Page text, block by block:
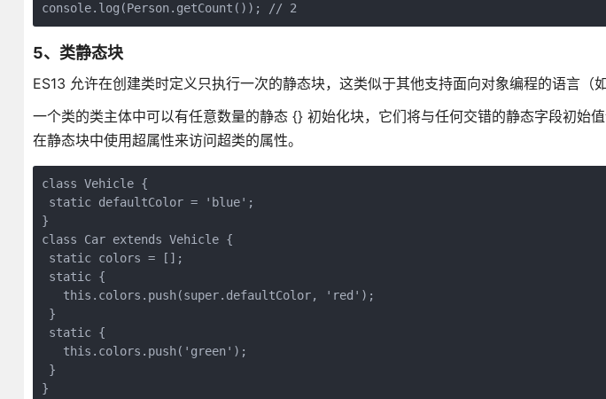
console.log(Person.getCount()); // 2
5、类静态块
ES13 允许在创建类时定义只执行一次的静态块，这类似于其他支持面向对象编程的语言（
一个类的类主体中可以有任意数量的静态 {} 初始化块，它们将与任何交错的静态字段初始
在静态块中使用超属性来访问超类的属性。
class Vehicle {
static defaultColor = 'blue';
}
class Car extends Vehicle {
static colors = [];
static {
   this.colors.push(super.defaultColor, 'red');
}
static {
   this.colors.push('green');
}
}